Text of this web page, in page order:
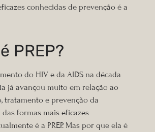
conhecidas de prevenção é a
PREP?
do HIV e da AIDS na década
já avançou muito em relação ao
tratamento e prevenção da
das formas mais eficazes
é a PREP. Mas por que ela é